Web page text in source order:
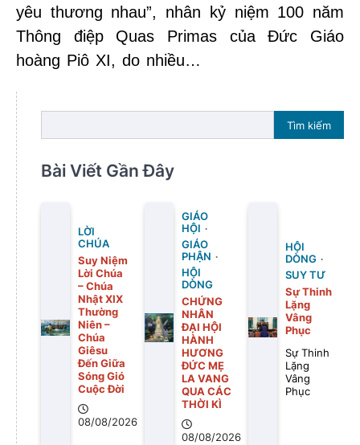
yêu thương nhau”, nhân kỷ niệm 100 năm
Thông điệp Quas Primas của Đức Giáo
hoàng Piô XI, do nhiều…
Tìm kiếm
Bài Viết Gần Đây
LỜI
CHÚA
Suy Niệm
Lời Chúa
– Chúa
Nhật XIX
Thường
Niên –
Chúa
Giêsu
Đến Giữa
Sóng Gió
Cuộc Đời
08/08/2026
GIÁO
HỘI
GIÁO
PHẬN
HỘI
DÒNG
CHỨNG
NHÂN
ĐẠI HỘI
HÀNH
HƯƠNG
ĐỨC MẸ
LA VANG
QUA CÁC
THỜI KÌ
08/08/2026
HỘI
DÒNG
SUY TƯ
Sự Thinh
Lặng
Vâng
Phục
Sự Thinh
Lặng
Vâng
Phục